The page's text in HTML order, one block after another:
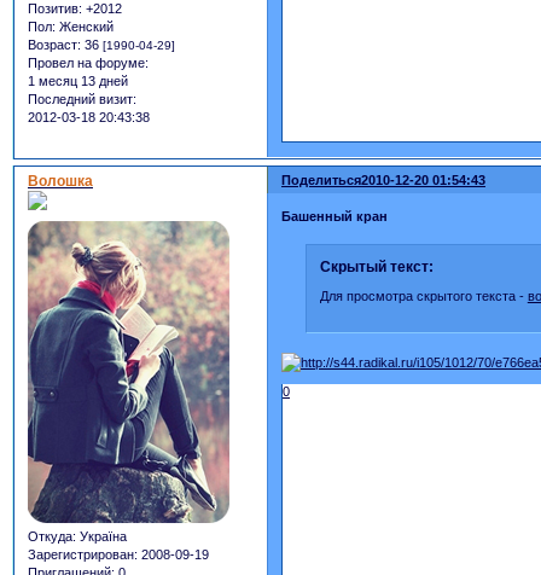
Позитив: +2012
Пол: Женский
Возраст: 36 [1990-04-29]
Провел на форуме:
1 месяц 13 дней
Последний визит:
2012-03-18 20:43:38
Поделиться2010-12-20 01:54:43
Волошка
Откуда: Україна
Зарегистрирован: 2008-09-19
Башенный кран
Скрытый текст:
Для просмотра скрытого текста -
0